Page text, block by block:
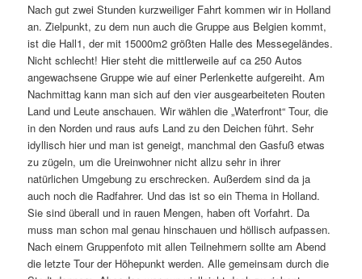
Nach gut zwei Stunden kurzweiliger Fahrt kommen wir in Holland
an. Zielpunkt, zu dem nun auch die Gruppe aus Belgien kommt,
ist die Hall1, der mit 15000m2 größten Halle des Messegeländes.
Nicht schlecht! Hier steht die mittlerweile auf ca 250 Autos
angewachsene Gruppe wie auf einer Perlenkette aufgereiht. Am
Nachmittag kann man sich auf den vier ausgearbeiteten Routen
Land und Leute anschauen. Wir wählen die „Waterfront“ Tour, die
in den Norden und raus aufs Land zu den Deichen führt. Sehr
idyllisch hier und man ist geneigt, manchmal den Gasfuß etwas
zu zügeln, um die Ureinwohner nicht allzu sehr in ihrer
natürlichen Umgebung zu erschrecken. Außerdem sind da ja
auch noch die Radfahrer. Und das ist so ein Thema in Holland.
Sie sind überall und in rauen Mengen, haben oft Vorfahrt. Da
muss man schon mal genau hinschauen und höllisch aufpassen.
Nach einem Gruppenfoto mit allen Teilnehmern sollte am Abend
die letzte Tour der Höhepunkt werden. Alle gemeinsam durch die